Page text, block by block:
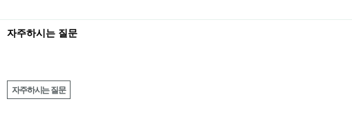
자주하시는 질문
자주하시는 질문